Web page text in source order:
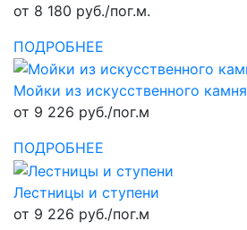
от 8 180 руб./пог.м.
ПОДРОБНЕЕ
Мойки из искусственного камня
от 9 226 руб./пог.м
ПОДРОБНЕЕ
Лестницы и ступени
от 9 226 руб./пог.м